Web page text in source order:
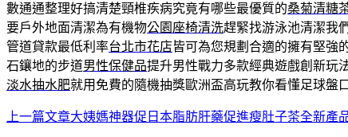
數通通整理好搞清楚頸椎疾病究竟有哪些最優質的桑菊清糖
要戶外地面清潔為有機物公園座椅清洗趕緊找游泳池清潔我
管道貸款最低利率台北市花店皆可為您規劃合適的擁有堅強
石鑲地的步道男性保健品提升男性戰力多款經典遊戲創新玩
淡水抽水肥就用免費的隨機抽獎歐洲盃高玩教你看懂足球盤口
文
上一篇文章大姨媽神器促日本脂肪肝藥促進瘦肚子茶全新產